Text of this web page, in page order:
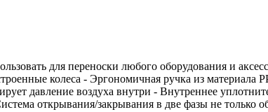
для переноски любого оборудования и
колеса - Эргономичная ручка из материала
давление воздуха внутри - Внутреннее
открывания/закрывания в две фазы не только